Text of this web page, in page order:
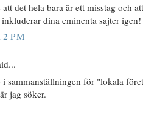
det hela bara är ett misstag och att
dina eminenta sajter igen!
PM
sammanställningen för "lokala
jag söker.